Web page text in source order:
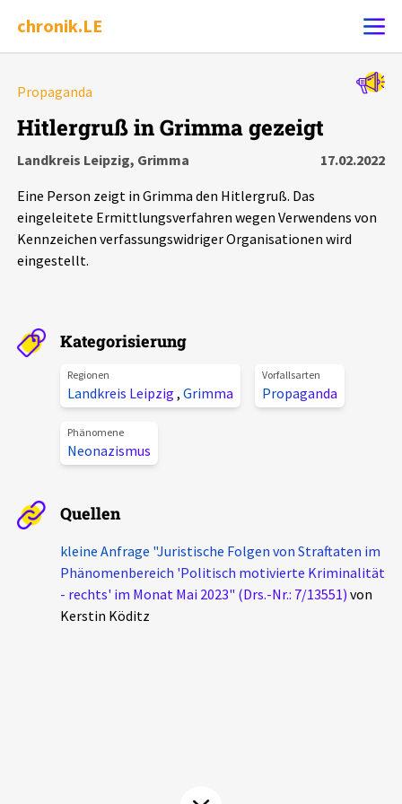
chronik.LE
Chronik
Dossiers
Leipziger Zustände
Phänomene
Alle Beiträge
Veranstaltungen
Podcasts
Projektbeschreibung
Unterstützer_innen
Propaganda
Hitlergruß in Grimma gezeigt
Landkreis Leipzig, Grimma
17.02.2022
Eine Person zeigt in Grimma den Hitlergruß. Das
eingeleitete Ermittlungsverfahren wegen Verwendens von
Kennzeichen verfassungswidriger Organisationen wird
eingestellt.
Kategorisierung
Regionen
Landkreis Leipzig , Grimma
Vorfallsarten
Propaganda
Phänomene
Neonazismus
Quellen
kleine Anfrage "Juristische Folgen von Straftaten im
Phänomenbereich 'Politisch motivierte Kriminalität
- rechts' im Monat Mai 2023" (Drs.-Nr.: 7/13551) von
Kerstin Köditz
Alle Ereignisse
7502 Ereignisse
Ereignisse
Exportieren Filter Erklärungen